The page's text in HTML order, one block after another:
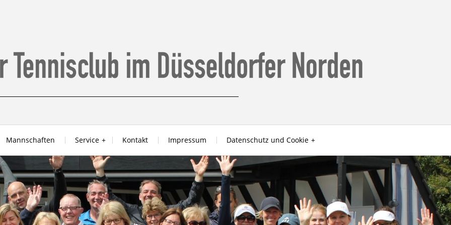
Mannschaften Service Kontakt Impressum Datenschutz und Cookie